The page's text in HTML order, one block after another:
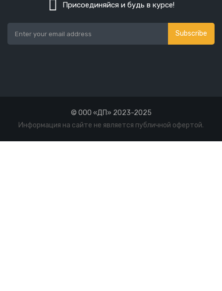
Присоединяйся и будь в курсе!
Subscribe
© ООО «ДП» 2023-2025
Информация на сайте не является публичной офертой.